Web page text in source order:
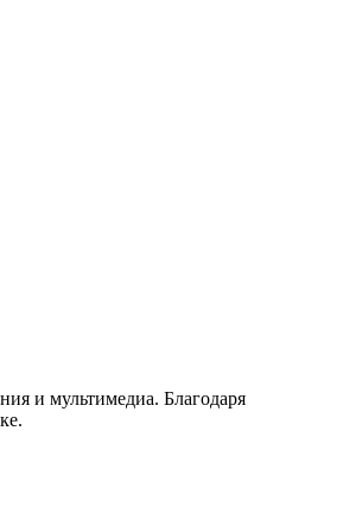
и мультимедиа. Благодаря